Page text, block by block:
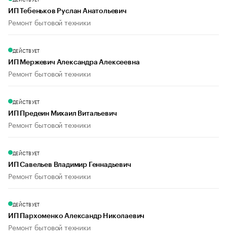
ИП Тебеньков Руслан Анатольевич
Ремонт бытовой техники
ДЕЙСТВУЕТ
ИП Мержевич Александра Алексеевна
Ремонт бытовой техники
ДЕЙСТВУЕТ
ИП Предеин Михаил Витальевич
Ремонт бытовой техники
ДЕЙСТВУЕТ
ИП Савельев Владимир Геннадьевич
Ремонт бытовой техники
ДЕЙСТВУЕТ
ИП Пархоменко Александр Николаевич
Ремонт бытовой техники